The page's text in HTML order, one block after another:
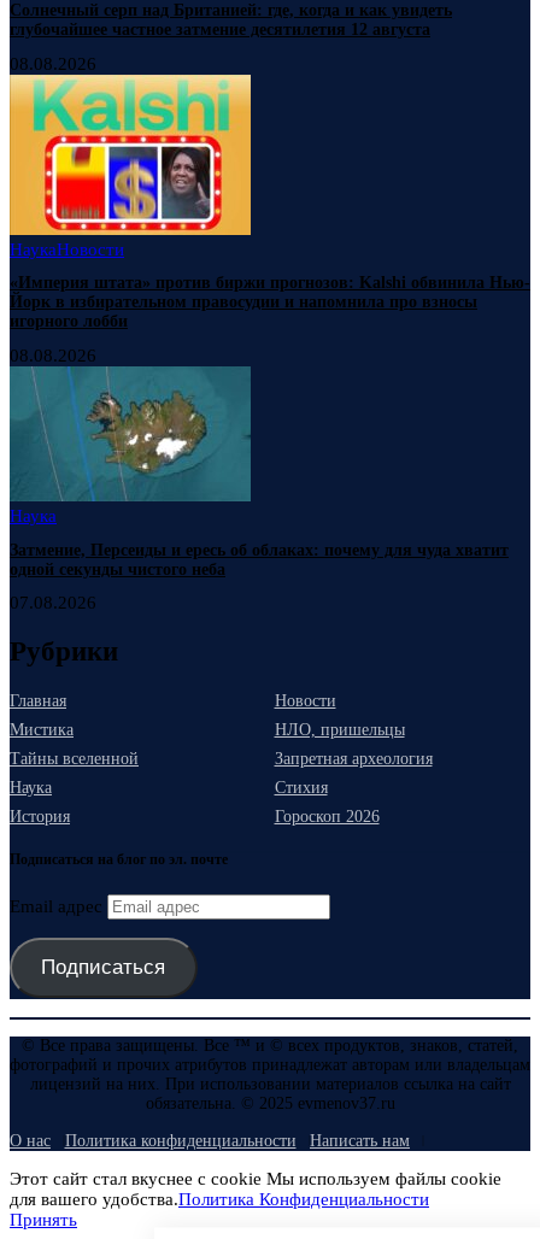
Солнечный серп над Британией: где, когда и как увидеть
глубочайшее частное затмение десятилетия 12 августа
08.08.2026
НаукаНовости
«Империя штата» против биржи прогнозов: Kalshi обвинила Нью-
Йорк в избирательном правосудии и напомнила про взносы
игорного лобби
08.08.2026
Наука
Затмение, Персеиды и ересь об облаках: почему для чуда хватит
одной секунды чистого неба
07.08.2026
Рубрики
Главная
Новости
Мистика
НЛО, пришельцы
Тайны вселенной
Запретная археология
Наука
Стихия
История
Гороскоп 2026
Подписаться на блог по эл. почте
Email адрес
Подписаться
© Все права защищены. Все ™ и © всех продуктов, знаков, статей,
фотографий и прочих атрибутов принадлежат авторам или владельцам
лицензий на них. При использовании материалов ссылка на сайт
обязательна. © 2025 evmenov37.ru
О нас Политика конфиденциальности Написать нам
Этот сайт стал вкуснее с cookie Мы используем файлы cookie
для вашего удобства.Политика Конфиденциальности
Принять